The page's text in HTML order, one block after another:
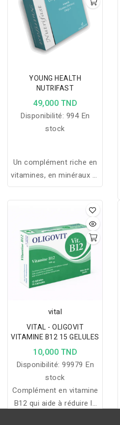
YOUNG HEALTH
NUTRIFAST
49,000 TND
Disponibilité: 994 En
stock
Un complément riche en
vitamines, en minéraux et
en Oméga 3 permettant
la lutte contre les
cholestérol dont
plusieurs souffrent et les
triglycérides. C’est
bénéfique de plus pour la
vision et la mémoire. Une
composition qui permet
la forme surtout qu’elle
est anti-stress et anti-
fatigue.
vital
VITAL - OLIGOVIT
VITAMINE B12 15 GELULES
10,000 TND
Disponibilité:99979 En
stock
Complément en vitamine
B12 qui aide à réduire la